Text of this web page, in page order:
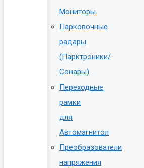
Мониторы
Парковочные
радары
(Парктроники/
Сонары)
Переходные
рамки
для
Автомагнитол
Преобразователи
напряжения